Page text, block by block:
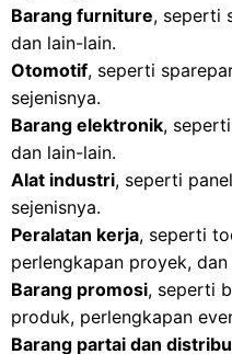
Barang furniture, seperti
dan lain-lain.
Otomotif, seperti
sejenisnya.
Barang elektronik,
dan lain-lain.
Alat industri, seperti
sejenisnya.
Peralatan kerja, seperti
perlengkapan proyek, dan
Barang promosi, seperti
produk, perlengkapan
Barang partai dan